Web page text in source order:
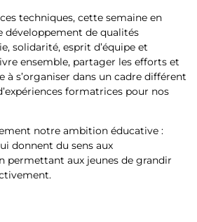
techniques, cette semaine en
développement de qualités
solidarité, esprit d’équipe et
ensemble, partager les efforts et
à s’organiser dans un cadre différent
formatrices pour nos
notre ambition éducative :
donnent du sens aux
permettant aux jeunes de grandir